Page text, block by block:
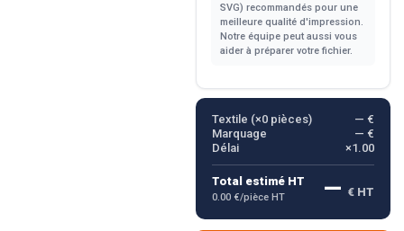
SVG) recommandés pour une
meilleure qualité d'impression.
Notre équipe peut aussi vous
aider à préparer votre fichier.
Textile (×0pièces)
— €
Marquage
— €
Délai
×1.00
Total estimé HT
0.00 €/pièce HT — € HT